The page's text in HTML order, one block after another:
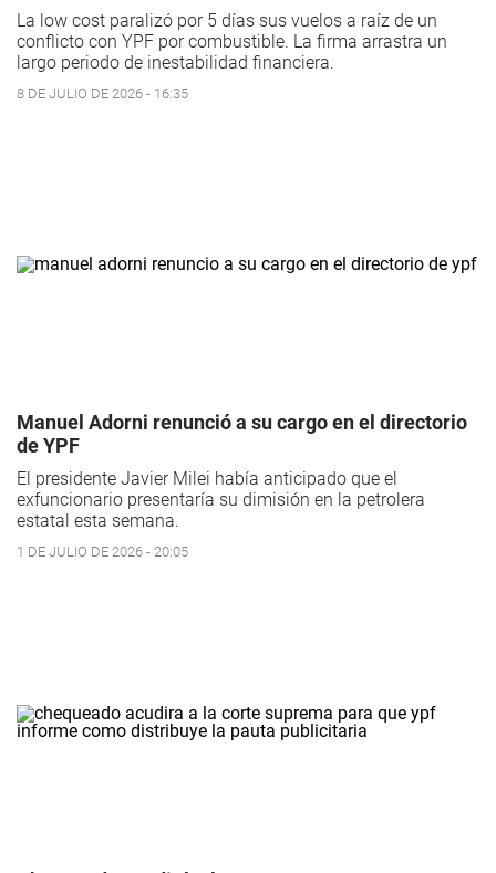
La low cost paralizó por 5 días sus vuelos a raíz de un
conflicto con YPF por combustible. La firma arrastra un
largo periodo de inestabilidad financiera.
8 DE JULIO DE 2026 - 16:35
Manuel Adorni renunció a su cargo en el directorio
de YPF
El presidente Javier Milei había anticipado que el
exfuncionario presentaría su dimisión en la petrolera
estatal esta semana.
1 DE JULIO DE 2026 - 20:05